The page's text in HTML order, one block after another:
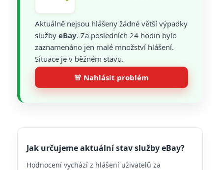
Aktuálně nejsou hlášeny žádné větší výpadky
služby eBay. Za posledních 24 hodin bylo
zaznamenáno jen malé množství hlášení.
Situace je v běžném stavu.
🚨 Nahlásit problém
Jak určujeme aktuální stav služby eBay?
Hodnocení vychází z hlášení uživatelů za